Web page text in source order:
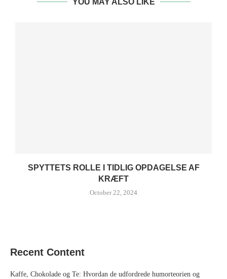
YOU MAY ALSO LIKE
SPYTTETS ROLLE I TIDLIG OPDAGELSE AF
KRÆFT
October 22, 2024
Recent Content
Kaffe, Chokolade og Te: Hvordan de udfordrede humorteorien og